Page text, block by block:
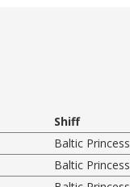
Shiff
Baltic Princess
Baltic Princess